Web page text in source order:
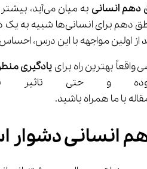
دهمانسانی
احساس سردرگمی می‌کنند و به سمت روش‌های کمک آموزشی
بهترین راه برای یادگیری
و حتی تاثیر
انسانی دشوار